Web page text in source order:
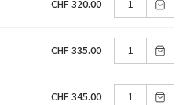
CHF 320.00
CHF 335.00
CHF 345.00